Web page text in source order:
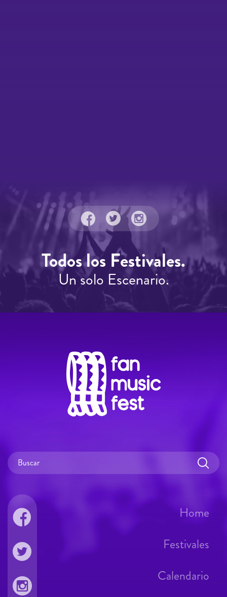
Todos los Festivales.
Un solo Escenario.
Home
Festivales
Calendario